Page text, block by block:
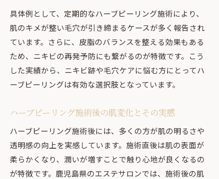
具体例として、定期的なハーブピーリング施術により、
肌のキメが整い毛穴が引き締まるケースが多く報告され
ています。さらに、皮脂のバランスを整える効果もある
ため、ニキビの再発予防にも繋がるのが特徴です。こう
した実績から、ニキビ跡や毛穴ケアに悩む方にとってハ
ーブピーリングは有効な選択肢となっています。
ハーブピーリング施術後の肌変化とその実感
ハーブピーリング施術後には、多くの方が肌の明るさや
透明感の向上を実感しています。施術直後は肌の表面が
柔らかくなり、潤いが増すことで触り心地が良くなるの
が特徴です。鹿児島県のエステサロンでは、施術後の肌